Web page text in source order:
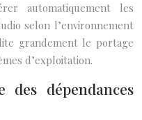
automatiquement les
selon l’environnement
grandement le portage
d’exploitation.
des dépendances